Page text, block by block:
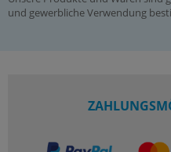
und gewerbliche Verwendung